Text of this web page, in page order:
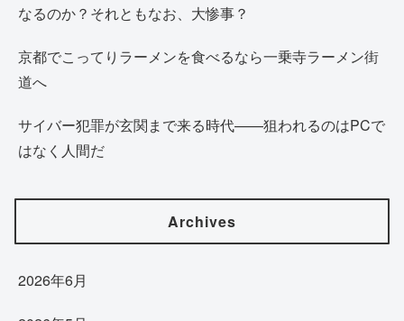
なるのか？それともなお、大惨事？
京都でこってりラーメンを食べるなら一乗寺ラーメン街
道へ
サイバー犯罪が玄関まで来る時代——狙われるのはPCで
はなく人間だ
Archives
2026年6月